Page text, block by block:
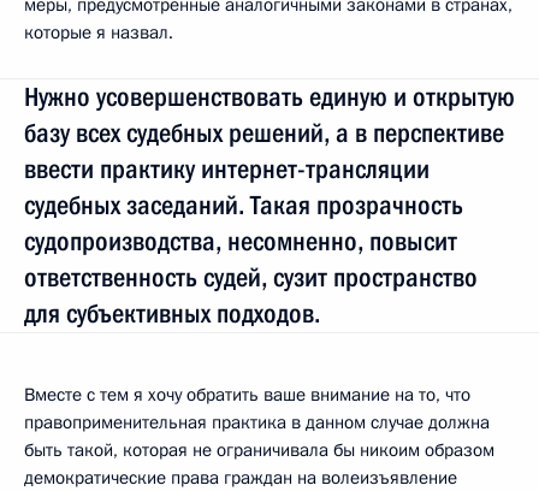
которые я назвал.
Нужно усовершенствовать единую и открытую
базу всех судебных решений, а в перспективе
ввести практику интернет-трансляции
судебных заседаний. Такая прозрачность
судопроизводства, несомненно, повысит
ответственность судей, сузит пространство
для субъективных подходов.
Вместе с тем я хочу обратить ваше внимание на то, что
правоприменительная практика в данном случае должна
быть такой, которая не ограничивала бы никоим образом
демократические права граждан на волеизъявление